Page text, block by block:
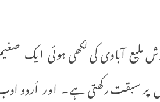
آبادی کی لکھی ہوئی ایک
پر سبقت رکھتی ہے۔ اور